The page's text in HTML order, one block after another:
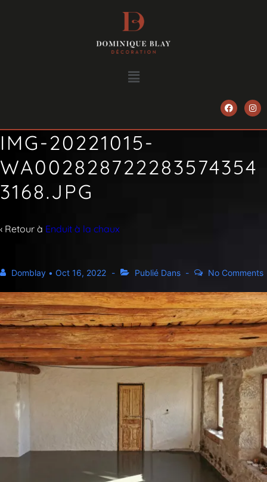
IMG-20221015-
WA002828722283574354
3168.JPG
‹ Retour à Enduit à la chaux
Domblay • Oct 16, 2022 Publié Dans No Comments